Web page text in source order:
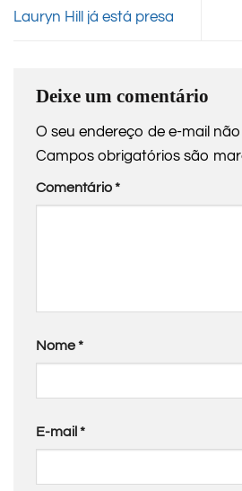
Lauryn Hill já está presa
Deixe um comentário
O seu endereço de e-mail
Campos obrigatórios são
Comentário*
Nome*
E-mail *